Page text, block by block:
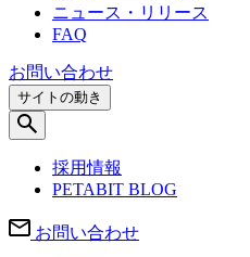
ニュース・リリース
FAQ
お問い合わせ
サイトの動き
採用情報
PETABIT BLOG
お問い合わせ